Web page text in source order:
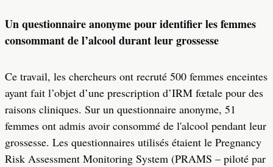
Un questionnaire anonyme pour identifier les femmes
consommant de l’alcool durant leur grossesse
Ce travail, les chercheurs ont recruté 500 femmes enceintes
ayant fait l’objet d’une prescription d’IRM fœtale pour des
raisons cliniques. Sur un questionnaire anonyme, 51
femmes ont admis avoir consommé de l'alcool pendant leur
grossesse. Les questionnaires utilisés étaient le Pregnancy
Risk Assessment Monitoring System (PRAMS – piloté par